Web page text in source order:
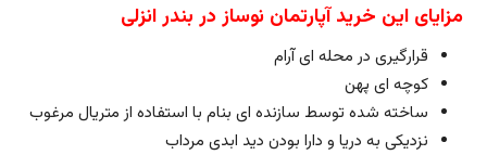
مزایای این خرید آپارتمان نوساز در بندر انزلی
قرارگیری در محله ای آرام
کوچه ای پهن
ساخته شده توسط سازنده ای بنام با استفاده از متریال مرغوب
نزدیکی به دریا و دارا بودن دید ابدی مرداب